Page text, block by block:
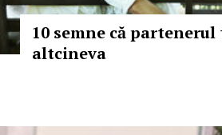
10 semne că partenerul
altcineva